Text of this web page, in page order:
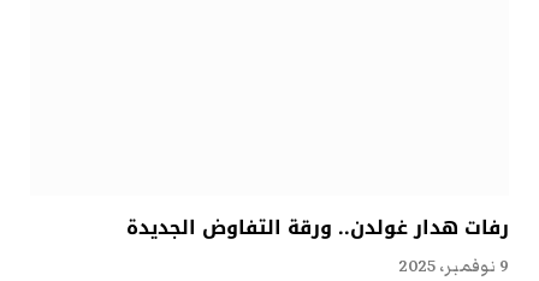
رفات هدار غولدن.. ورقة التفاوض الجديدة
9 نوفمبر، 2025